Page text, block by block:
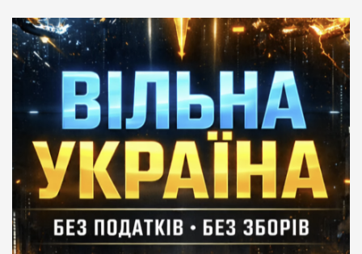
продаємось
не
продаємось